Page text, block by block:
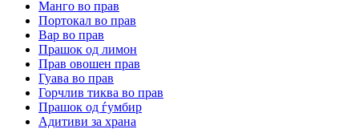
Манго во прав
Портокал во прав
Вар во прав
Прашок од лимон
Прав овошен прав
Гуава во прав
Горчлив тиква во прав
Прашок од ѓумбир
Адитиви за храна